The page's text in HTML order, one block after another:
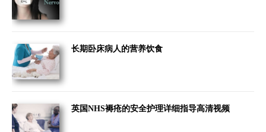
长期卧床病人的营养饮食
英国NHS褥疮的安全护理详细指导高清视频